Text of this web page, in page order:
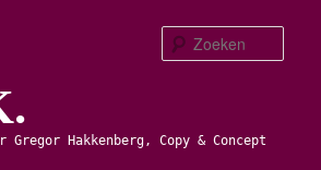
Hakkenberg, Copy & Concept